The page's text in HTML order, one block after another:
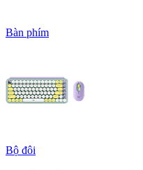
Bàn phím
Bộ đôi